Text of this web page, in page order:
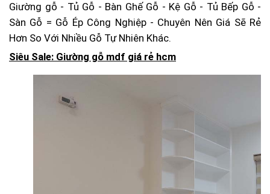
Giường gỗ - Tủ Gỗ - Bàn Ghế Gỗ - Kệ Gỗ - Tủ Bếp Gỗ -
Sàn Gỗ = Gỗ Ép Công Nghiệp - Chuyên Nên Giá Sẽ Rẻ
Hơn So Với Nhiều Gỗ Tự Nhiên Khác.
Siêu Sale: Giường gỗ mdf giá rẻ hcm